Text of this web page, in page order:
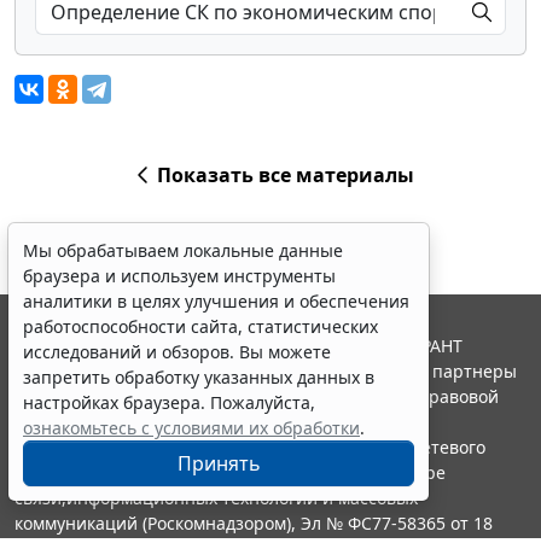
Показать все материалы
Мы обрабатываем локальные данные
браузера и используем инструменты
аналитики в целях улучшения и обеспечения
работоспособности сайта, статистических
исследований и обзоров. Вы можете
запретить обработку указанных данных в
настройках браузера. Пожалуйста,
ознакомьтесь с условиями их обработки.
Принять
© ООО "НПП "ГАРАНТ-СЕРВИС", 2026. Система ГАРАНТ
выпускается с 1990 года. Компания "Гарант" и ее партнеры
являются участниками Российской ассоциации правовой
информации ГАРАНТ.
Портал ГАРАНТ.РУ зарегистрирован в качестве сетевого
издания Федеральной службой по надзору в сфере
связи,информационных технологий и массовых
коммуникаций (Роскомнадзором), Эл № ФС77-58365 от 18